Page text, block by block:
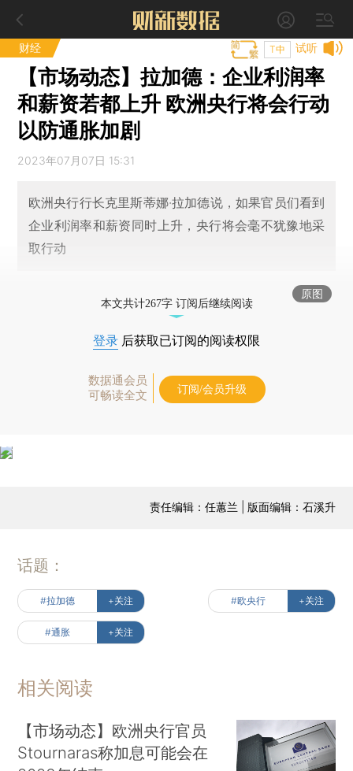
财经 试听
T中
【市场动态】拉加德：企业利润率
和薪资若都上升 欧洲央行将会行动
以防通胀加剧
2023年07月07日 15:31
欧洲央行行长克里斯蒂娜·拉加德说，如果官员们看到
企业利润率和薪资同时上升，央行将会毫不犹豫地采
取行动
原图
本文共计267字 订阅后继续阅读
登录 后获取已订阅的阅读权限
数据通会员
可畅读全文
订阅/会员升级
责任编辑：任蕙兰 | 版面编辑：石溪升
话题：
#拉加德 +关注 #欧央行 +关注
#通胀 +关注
相关阅读
【市场动态】欧洲央行官员
Stournaras称加息可能会在